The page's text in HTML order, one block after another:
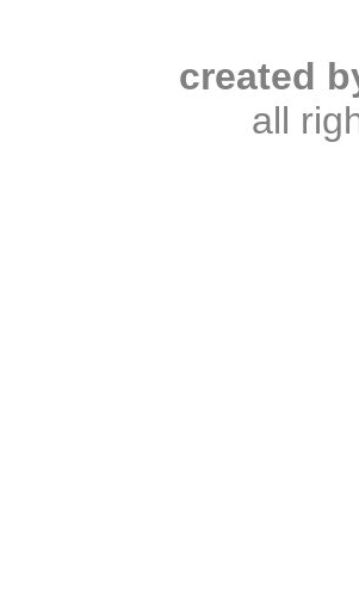
created
all